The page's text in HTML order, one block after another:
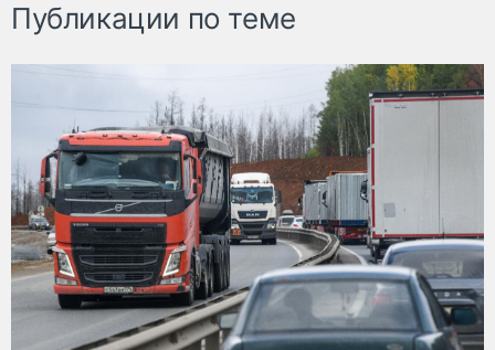
Публикации по теме